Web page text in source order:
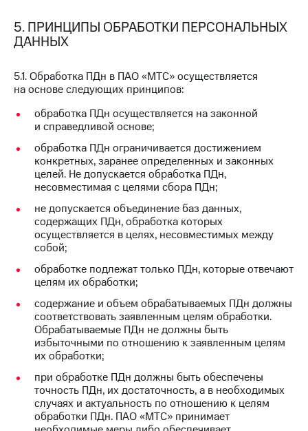
5. ПРИНЦИПЫ ОБРАБОТКИ ПЕРСОНАЛЬНЫХ
ДАННЫХ
5.1. Обработка ПДн в ПАО «МТС» осуществляется
на основе следующих принципов:
обработка ПДн осуществляется на законной
и справедливой основе;
обработка ПДн ограничивается достижением
конкретных, заранее определенных и законных
целей. Не допускается обработка ПДн,
несовместимая с целями сбора ПДн;
не допускается объединение баз данных,
содержащих ПДн, обработка которых
осуществляется в целях, несовместимых между
собой;
обработке подлежат только ПДн, которые отвечают
целям их обработки;
содержание и объем обрабатываемых ПДн должны
соответствовать заявленным целям обработки.
Обрабатываемые ПДн не должны быть
избыточными по отношению к заявленным целям
их обработки;
при обработке ПДн должны быть обеспечены
точность ПДн, их достаточность, а в необходимых
случаях и актуальность по отношению к целям
обработки ПДн. ПАО «МТС» принимает